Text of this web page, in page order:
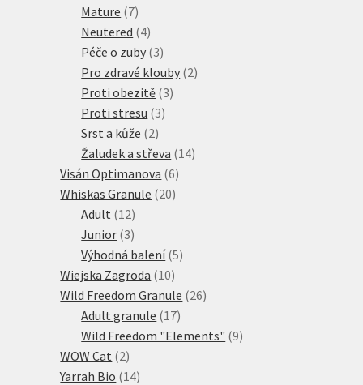
Mature 77
produktů
Neutered 44
produkty
Péče o zuby 33
produkty
Pro zdravé klouby 22
Proti obezitě 33
Proti stresu 33
Srst a kůže 22
produkty
Žaludek a střeva 1414
Visán Optimanova 66
produktů
Whiskas Granule 2020
Adult 1212
produktů
Junior 33
produkty
Výhodná balení 55
Wiejska Zagroda 1010
produktů
Wild Freedom Granule 2626
Adult granule 1717
produktů
Wild Freedom "Elements" 99
WOW Cat 22
produkty
Yarrah Bio 1414